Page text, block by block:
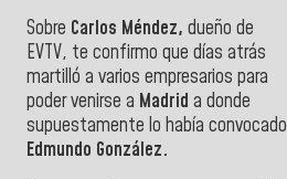
Sobre Carlos Méndez, dueño de
EVTV, te confirmo que días atrás
martilló a varios empresarios para
poder venirse a Madrid a donde
supuestamente lo había convocado
Edmundo González.